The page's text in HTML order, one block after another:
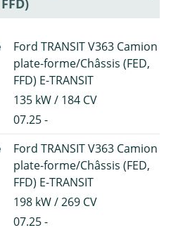
Ford TRANSIT V363 Camion
plate-forme/Châssis (FED,
FFD) E-TRANSIT
135 kW / 184 CV
07.25 -
Ford TRANSIT V363 Camion
plate-forme/Châssis (FED,
FFD) E-TRANSIT
198 kW / 269 CV
07.25 -